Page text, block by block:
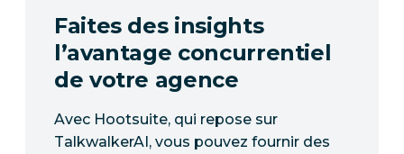
Faites des insights
l’avantage concurrentiel
de votre agence
Avec Hootsuite, qui repose sur
TalkwalkerAI, vous pouvez fournir des